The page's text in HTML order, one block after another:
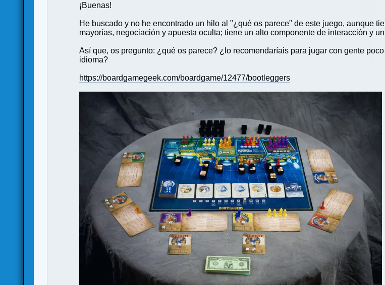
¡Buenas!
He buscado y no he encontrado un hilo al "¿qué os parece" de este juego, aunque
mayorías, negociación y apuesta oculta; tiene un alto componente de interacción y
Así que, os pregunto: ¿qué os parece? ¿lo recomendaríais para jugar con gente
idioma?
https://boardgamegeek.com/boardgame/12477/bootleggers